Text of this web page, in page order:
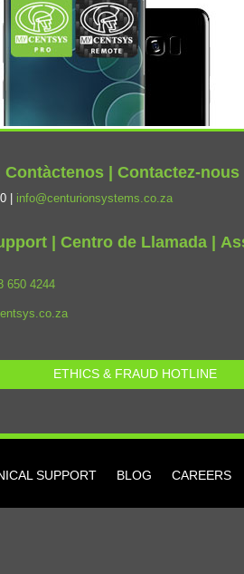
Contàctenos | Contactez-nous
| info@centurionsystems.co.za
| Centro de Llamada |
650 4244
ETHICS & FRAUD HOTLINE
SUPPORT BLOG CAREERS